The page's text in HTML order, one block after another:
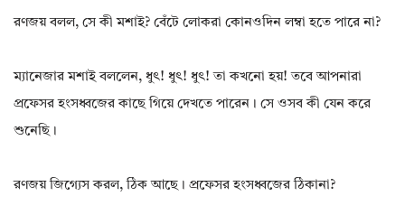
রণজয় বলল, সে কী মশাই? বেঁটে লোকরা কোনওদিন লম্বা হতে পারে না?
ম্যানেজার মশাই বললেন, ধুৎ! ধুৎ! ধুৎ! তা কখনো হয়! তবে আপনারা
প্রফেসর হংসধ্বজের কাছে গিয়ে দেখতে পারেন। সে ওসব কী যেন করে
শুনেছি।
রণজয় জিগ্যেস করল, ঠিক আছে। প্রফেসর হংসধ্বজের ঠিকানা?